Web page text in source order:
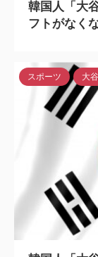
韓国人「大
フトがなく
スポーツ 大